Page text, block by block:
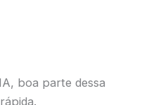
boa parte dessa